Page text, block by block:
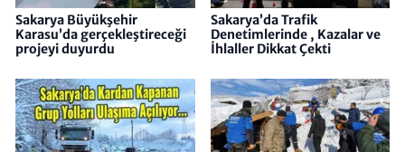
Sakarya Büyükşehir
Karasu’da gerçekleştireceği
projeyi duyurdu
Sakarya’da Trafik
Denetimlerinde , Kazalar ve
İhlaller Dikkat Çekti